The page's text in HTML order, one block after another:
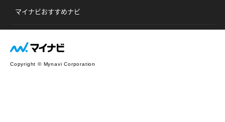
マイナビおすすめナビ
Copyright © Mynavi Corporation